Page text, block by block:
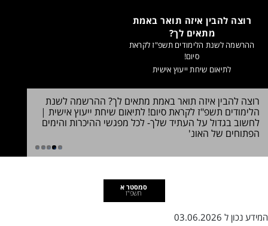
רוצה להבין איזה תואר באמת מתאים לך? ההרשמה לשנת
הלימודים תשפ"ז לקראת סיום! לתיאום שיחת ייעוץ אישית |
לחשוב בגדול על העתיד שלך- לכל מפגשי ההיכרות והימים
הפתוחים של האונ'
1 2 3 4 5
רוצה להבין איזה תואר באמת
מתאים לך?
ההרשמה לשנת הלימודים תשפ"ז לקראת
סיום!
לתיאום שיחת ייעוץ אישית
סמסטר א
תשפ"ז
המידע נכון ל 03.06.2026